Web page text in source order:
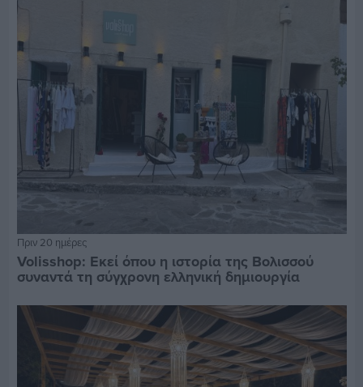
Πριν 20 ημέρες
Volisshop: Εκεί όπου η ιστορία της Βολισσού
συναντά τη σύγχρονη ελληνική δημιουργία